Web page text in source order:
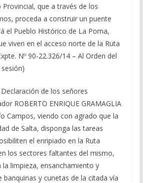
que a través de los
proceda a construir un puente
el Pueblo Histórico de La Poma,
viven en el acceso norte de la Ruta
Nº 90-22.326/14 – Al Orden del
de los señores
ROBERTO ENRIQUE GRAMAGLIA
Campos, viendo con agrado que la
de Salta, disponga las tareas
el enripiado en la Ruta
los sectores faltantes del mismo,
limpieza, ensanchamiento y
y cunetas de la citada vía